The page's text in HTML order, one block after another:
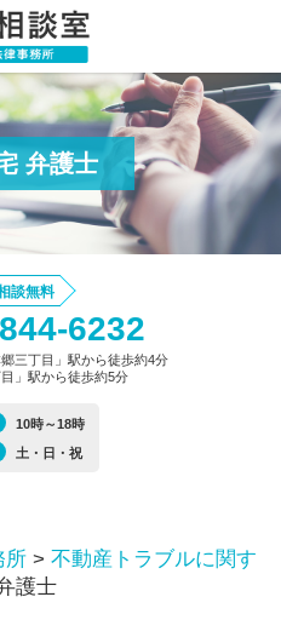
弁護士
談無料
6232
三丁目」駅から徒歩約4分
」駅から徒歩約5分
10時～18時
土・日・祝
所 > 不動産トラブルに関す
護士